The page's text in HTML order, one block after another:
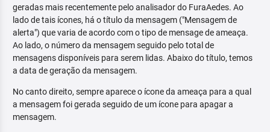
geradas mais recentemente pelo analisador do FuraAedes. Ao
lado de tais ícones, há o título da mensagem ("Mensagem de
alerta") que varia de acordo com o tipo de mensage de ameaça.
Ao lado, o número da mensagem seguido pelo total de
mensagens disponíveis para serem lidas. Abaixo do título, temos
a data de geração da mensagem.
No canto direito, sempre aparece o ícone da ameaça para a qual
a mensagem foi gerada seguido de um ícone para apagar a
mensagem.